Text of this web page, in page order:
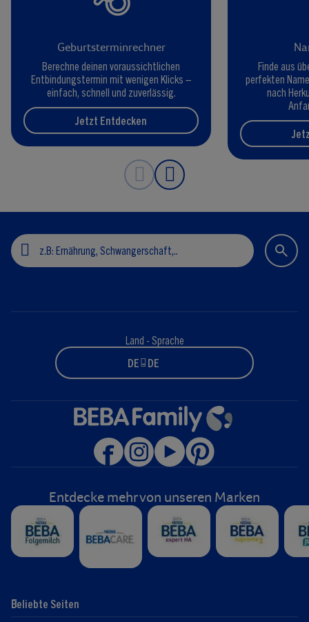
Geburtsterminrechner
Berechne deinen voraussichtlichen
Entbindungstermin mit wenigen Klicks –
einfach, schnell und zuverlässig.
Jetzt Entdecken
Finde aus
perfekten
nach
Land - Sprache
DE - DE
Entdecke mehr von unseren Marken
Beliebte Seiten
Hilfe
Club-Info